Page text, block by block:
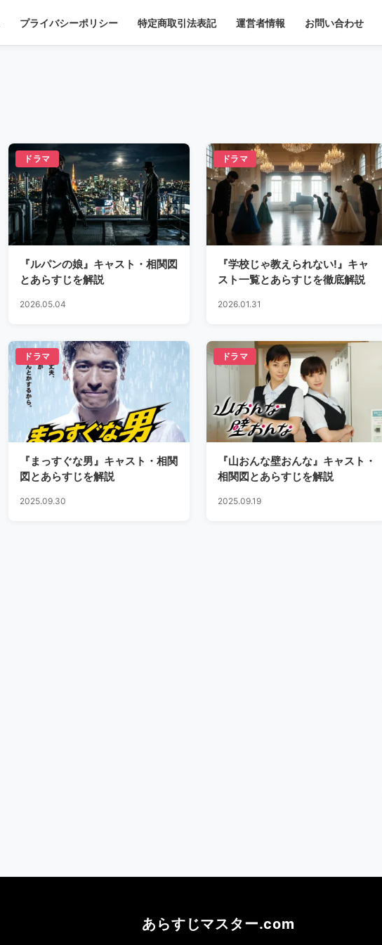
プライバシーポリシー 特定商取引法表記 運営者情報 お問い合わせ
ドラマ
『ルパンの娘』キャスト・相関図
とあらすじを解説
2026.05.04
ドラマ
『学校じゃ教えられない!』キャ
スト一覧とあらすじを徹底解説
2026.01.31
ドラマ
『まっすぐな男』キャスト・相関
図とあらすじを解説
2025.09.30
ドラマ
『山おんな壁おんな』キャスト・
相関図とあらすじを解説
2025.09.19
あらすじマスター.com